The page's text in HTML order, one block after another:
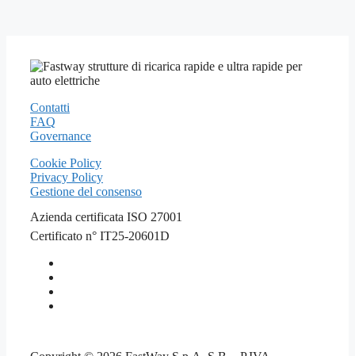
Contatti
FAQ
Governance
Cookie Policy
Privacy Policy
Gestione del consenso
Azienda certificata ISO 27001
Certificato n° IT25-20601D